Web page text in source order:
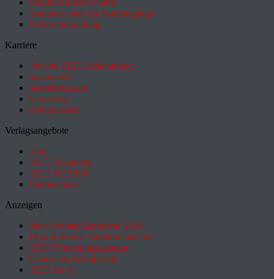
Studium-Interessentest
Suchmaschine für Studiengänge
Hochschulranking
Karriere
Jobs im ZEIT Stellenmarkt
academics
academics.com
GoodJobs
e-fellows.net
Verlagsangebote
Abo
ZEIT Akademie
ZEIT REISEN
Partnersuche
Anzeigen
Most Wanted Employer 2026
How it works: Studium und Job
ZEIT Forschungskosmos
Deutsches Schulportal
ZEIT für X